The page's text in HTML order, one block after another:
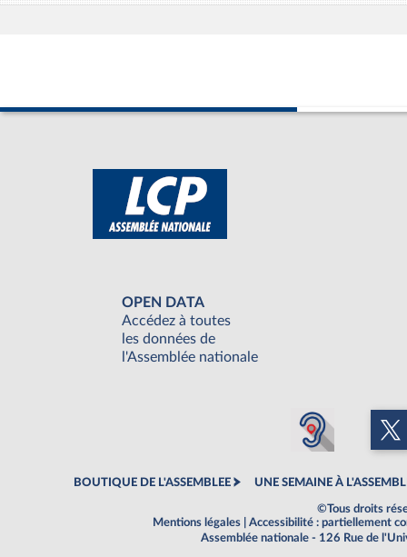
OPEN DATA
Accédez à toutes
les données de
l'Assemblée nationale
BOUTIQUE DE L'ASSEMBLEE UNE SEMAINE À
©Tous droits
Mentions légales
Accessibilité : partiellement
Assemblée nationale - 126 Rue de